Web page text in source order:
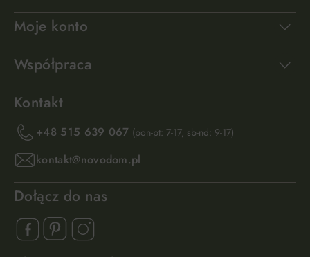
Moje konto
Współpraca
Kontakt
+48 515 639 067 (pon-pt: 7-17, sb-nd: 9-17)
kontakt@novodom.pl
Dołącz do nas